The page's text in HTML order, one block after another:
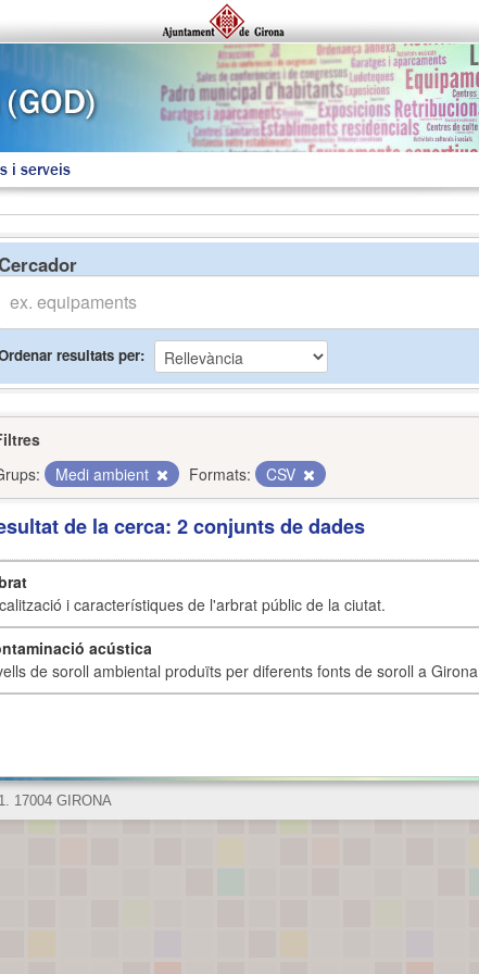
i serveis
resultats per
Medi ambient Formats: CSV
de la cerca: 2 conjunts de dades
i característiques de l'arbrat públic de la ciutat.
acústica
de soroll ambiental produïts per diferents fonts de soroll a Girona
17004 GIRONA